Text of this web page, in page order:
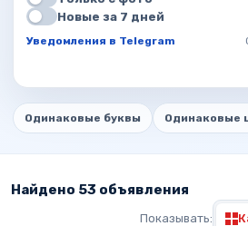
Новые за 7 дней
Уведомления в Telegram
Одинаковые буквы Одинаковые
Найдено 53 объявления
Показывать: